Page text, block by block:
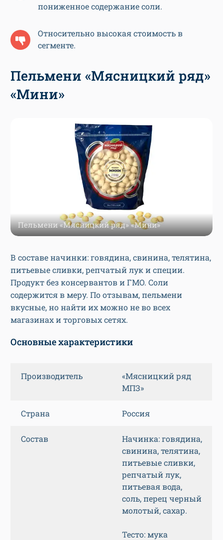
пониженное содержание соли.
Относительно высокая стоимость в
сегменте.
Пельмени «Мясницкий ряд»
«Мини»
Пельмени «Мясницкий ряд» «Мини»
В составе начинки: говядина, свинина, телятина,
питьевые сливки, репчатый лук и специи.
Продукт без консервантов и ГМО. Соли
содержится в меру. По отзывам, пельмени
вкусные, но найти их можно не во всех
магазинах и торговых сетях.
Основные характеристики
Производитель
«Мясницкий ряд
МПЗ»
Страна Россия
Состав
Начинка: говядина,
свинина, телятина,
питьевые сливки,
репчатый лук,
питьевая вода,
соль, перец черный
молотый, сахар.
Тесто: мука